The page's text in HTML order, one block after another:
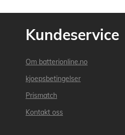
Kundeservice
Om batterionline.no
kjoepsbetingelser
Prismatch
Kontakt oss